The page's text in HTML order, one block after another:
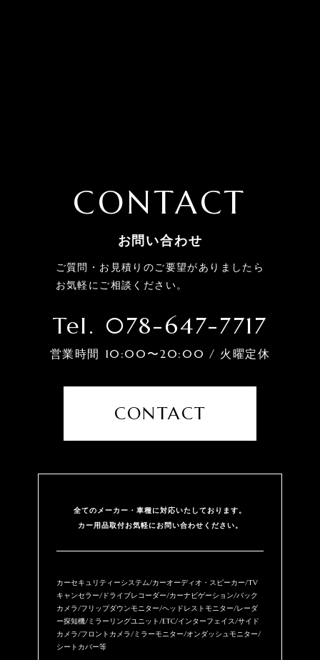
CONTACT
お問い合わせ
ご質問・お見積りのご要望がありましたら
お気軽にご相談ください。
Tel. 078-647-7717
営業時間 10:00〜20:00 / 火曜定休
CONTACT
全てのメーカー・⾞種に対応いたしております。
カー用品取付お気軽にお問い合わせください。
カーセキュリティーシステム/カーオーディオ・スピーカー/TV
キャンセラー/ドライブレコーダー/カーナビゲーション/バック
カメラ/フリップダウンモニター/ヘッドレストモニター/レーダ
ー探知機/ミラーリングユニット/ETC/インターフェイス/サイド
カメラ/フロントカメラ/ミラーモニター/オンダッシュモニター/
シートカバー等